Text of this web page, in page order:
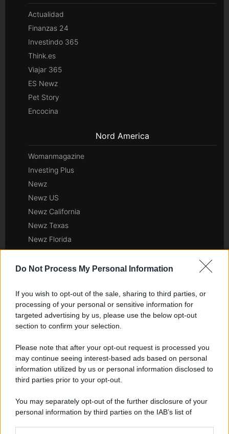
Do Not Process My Personal Information
If you wish to opt-out of the sale, sharing to third parties, or
processing of your personal or sensitive information for
targeted advertising by us, please use the below opt-out
section to confirm your selection.
Please note that after your opt-out request is processed you
may continue seeing interest-based ads based on personal
information utilized by us or personal information disclosed to
third parties prior to your opt-out.
You may separately opt-out of the further disclosure of your
personal information by third parties on the IAB’s list of
Actualidad
Finanzas 24
Investindo 365
Think.es
Viajar 365
ES Newz
Pet Story
Encocina
Nord America
Womanmagazine
Investing Plus
Newz
Newz US
Newz California
Newz Texas
Newz Florida
Newz New York
Newz Pennsylvania
Newz Ohio
Gameland
Hig Tech Mag
Lgbtqia News
Motors Magazine 365
Day Travel 365
Cineverse Magazine
SecondHomeMagazine